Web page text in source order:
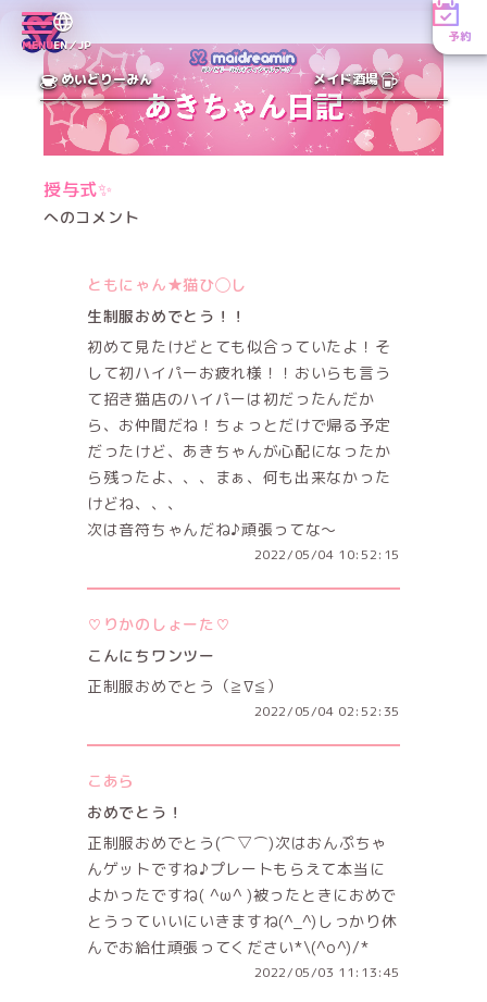
MENUEN／JP
予約
めいどりーみん メイド酒場
授与式✨
へのコメント
ともにゃん★猫ひ◯し
生制服おめでとう！！
初めて見たけどとても似合っていたよ！そ
して初ハイパーお疲れ様！！おいらも言う
て招き猫店のハイパーは初だったんだか
ら、お仲間だね！ちょっとだけで帰る予定
だったけど、あきちゃんが心配になったか
ら残ったよ、、、まぁ、何も出来なかった
けどね、、、
次は音符ちゃんだね♪頑張ってな〜
2022/05/04 10:52:15
♡りかのしょーた♡
こんにちワンツー
正制服おめでとう（≧∇≦）
2022/05/04 02:52:35
こあら
おめでとう！
正制服おめでとう(⌒▽⌒)次はおんぷちゃ
んゲットですね♪プレートもらえて本当に
よかったですね( ^ω^ )被ったときにおめで
とうっていいにいきますね(^_^)しっかり休
んでお給仕頑張ってください*\(^o^)/*
2022/05/03 11:13:45